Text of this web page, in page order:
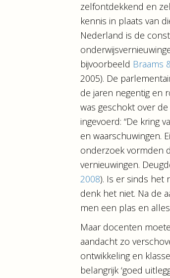
zelfontdekkend en
kennis in plaats van
Nederland is de
bijvoorbeeld Braams
2005). De
de jaren negentig en
was geschokt over
ingevoerd: “De kring
en waarschuwingen.
onderzoek vormden
vernieuwingen.
2008). Is er sinds het
denk het niet. Na de
men een plas en
Maar docenten
aandacht zo
ontwikkeling en
belangrijk ‘goed